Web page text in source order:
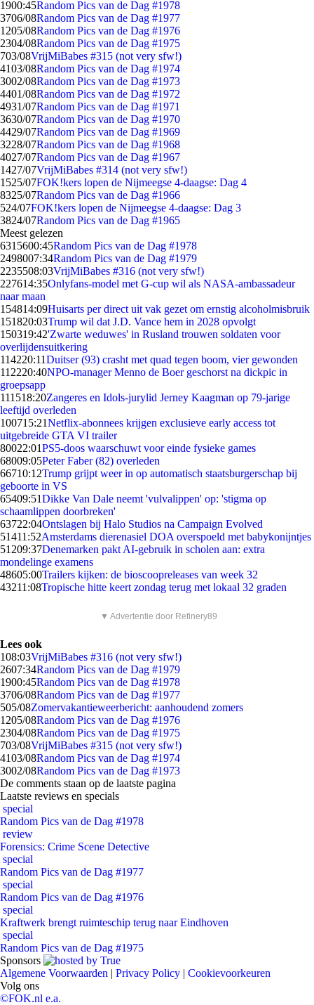
1900:45Random Pics van de Dag #1978
3706/08Random Pics van de Dag #1977
1205/08Random Pics van de Dag #1976
2304/08Random Pics van de Dag #1975
703/08VrijMiBabes #315 (not very sfw!)
4103/08Random Pics van de Dag #1974
3002/08Random Pics van de Dag #1973
4401/08Random Pics van de Dag #1972
4931/07Random Pics van de Dag #1971
3630/07Random Pics van de Dag #1970
4429/07Random Pics van de Dag #1969
3228/07Random Pics van de Dag #1968
4027/07Random Pics van de Dag #1967
1427/07VrijMiBabes #314 (not very sfw!)
1525/07FOK!kers lopen de Nijmeegse 4-daagse: Dag 4
8325/07Random Pics van de Dag #1966
524/07FOK!kers lopen de Nijmeegse 4-daagse: Dag 3
3824/07Random Pics van de Dag #1965
Meest gelezen
6315600:45Random Pics van de Dag #1978
2498007:34Random Pics van de Dag #1979
2235508:03VrijMiBabes #316 (not very sfw!)
227614:35Onlyfans-model met G-cup wil als NASA-ambassadeur
naar maan
154814:09Huisarts per direct uit vak gezet om ernstig alcoholmisbruik
151820:03Trump wil dat J.D. Vance hem in 2028 opvolgt
150319:42'Zwarte weduwes' in Rusland trouwen soldaten voor
overlijdensuitkering
114220:11Duitser (93) crasht met quad tegen boom, vier gewonden
112220:40NPO-manager Menno de Boer geschorst na dickpic in
groepsapp
111518:20Zangeres en Idols-jurylid Jerney Kaagman op 79-jarige
leeftijd overleden
100715:21Netflix-abonnees krijgen exclusieve early access tot
uitgebreide GTA VI trailer
80022:01PS5-doos waarschuwt voor einde fysieke games
68009:05Peter Faber (82) overleden
66710:12Trump grijpt weer in op automatisch staatsburgerschap bij
geboorte in VS
65409:51Dikke Van Dale neemt 'vulvalippen' op: 'stigma op
schaamlippen doorbreken'
63722:04Ontslagen bij Halo Studios na Campaign Evolved
51411:52Amsterdams dierenasiel DOA overspoeld met babykonijntjes
51209:37Denemarken pakt AI-gebruik in scholen aan: extra
mondelinge examens
48605:00Trailers kijken: de bioscoopreleases van week 32
43211:08Tropische hitte keert zondag terug met lokaal 32 graden
▼ Advertentie door Refinery89
Lees ook
108:03VrijMiBabes #316 (not very sfw!)
2607:34Random Pics van de Dag #1979
1900:45Random Pics van de Dag #1978
3706/08Random Pics van de Dag #1977
505/08Zomervakantieweerbericht: aanhoudend zomers
1205/08Random Pics van de Dag #1976
2304/08Random Pics van de Dag #1975
703/08VrijMiBabes #315 (not very sfw!)
4103/08Random Pics van de Dag #1974
3002/08Random Pics van de Dag #1973
De comments staan op de laatste pagina
Laatste reviews en specials
special
Random Pics van de Dag #1978
review
Forensics: Crime Scene Detective
special
Random Pics van de Dag #1977
special
Random Pics van de Dag #1976
special
Kraftwerk brengt ruimteschip terug naar Eindhoven
special
Random Pics van de Dag #1975
Sponsors
Algemene Voorwaarden | Privacy Policy | Cookievoorkeuren
Volg ons
©FOK.nl e.a.